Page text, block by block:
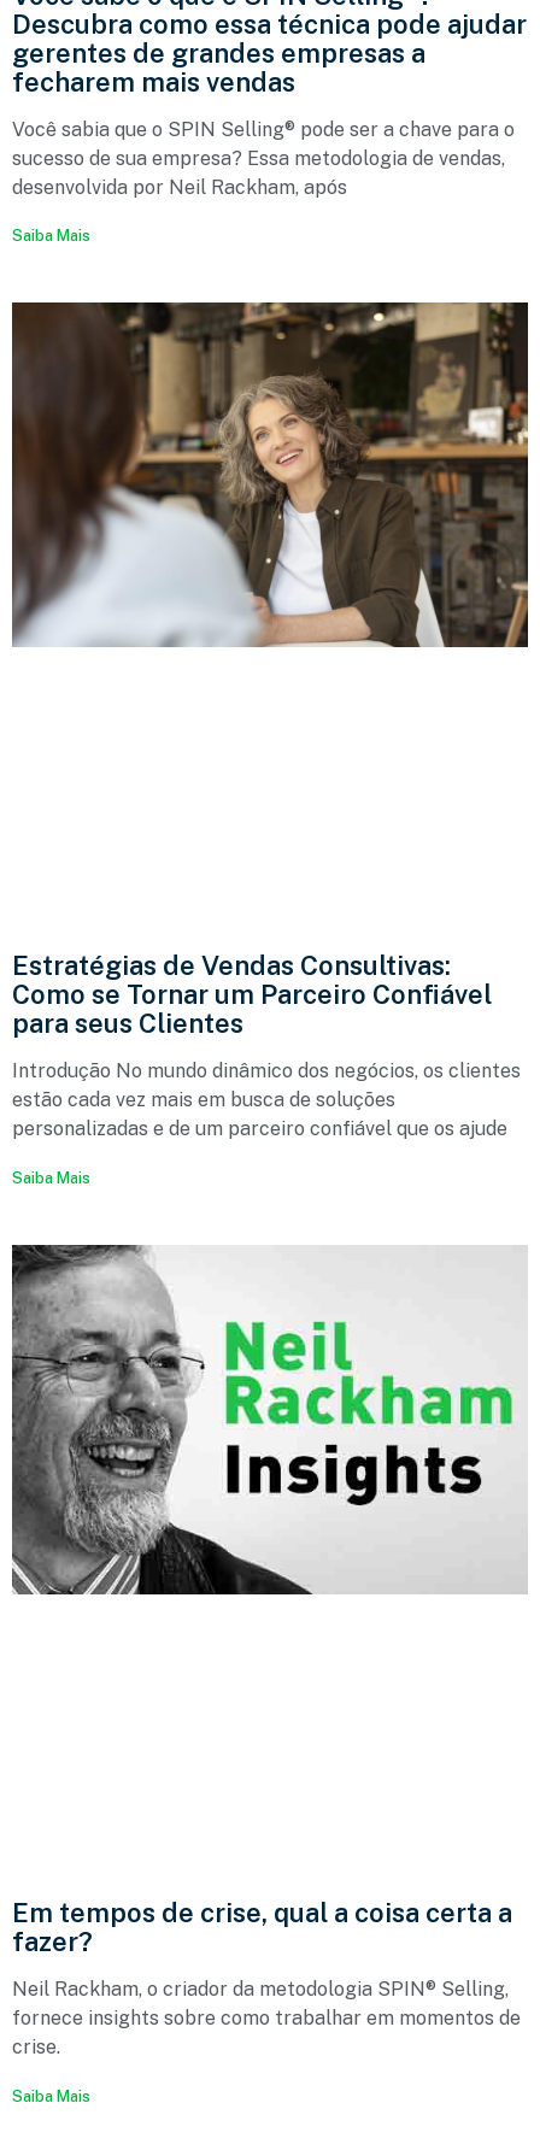
Descubra como essa técnica pode ajudar
gerentes de grandes empresas a
fecharem mais vendas
Você sabia que o SPIN Selling® pode ser a chave para o
sucesso de sua empresa? Essa metodologia de vendas,
desenvolvida por Neil Rackham, após
Saiba Mais
Estratégias de Vendas Consultivas:
Como se Tornar um Parceiro Confiável
para seus Clientes
Introdução No mundo dinâmico dos negócios, os clientes
estão cada vez mais em busca de soluções
personalizadas e de um parceiro confiável que os ajude
Saiba Mais
Em tempos de crise, qual a coisa certa a
fazer?
Neil Rackham, o criador da metodologia SPIN® Selling,
fornece insights sobre como trabalhar em momentos de
crise.
Saiba Mais